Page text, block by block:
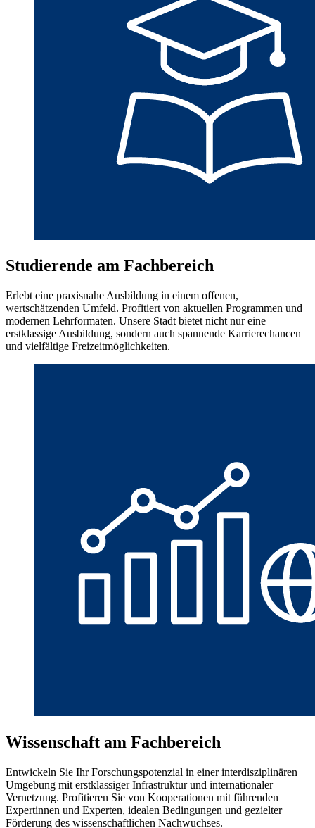
Studierende am Fachbereich
Erlebt eine praxisnahe Ausbildung in einem offenen,
wertschätzenden Umfeld. Profitiert von aktuellen Programmen und
modernen Lehrformaten. Unsere Stadt bietet nicht nur eine
erstklassige Ausbildung, sondern auch spannende Karrierechancen
und vielfältige Freizeitmöglichkeiten.
Wissenschaft am Fachbereich
Entwickeln Sie Ihr Forschungspotenzial in einer interdisziplinären
Umgebung mit erstklassiger Infrastruktur und internationaler
Vernetzung. Profitieren Sie von Kooperationen mit führenden
Expertinnen und Experten, idealen Bedingungen und gezielter
Förderung des wissenschaftlichen Nachwuchses.